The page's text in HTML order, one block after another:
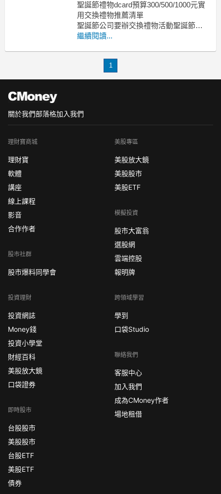
聖誕節禮物dcard預算300/500/1000元實
用交換禮物推薦清單
聖誕節公司要辦交換禮物活動聖誕節禮
物dcard
女友dcard 500元交換禮物dcard 最實用
繼續閱讀...
1
關於我們部落格加入我們
理財寶商城
理財寶
軟體
講座
線上課程
影音
合作作者
股市社群
股市爆料同學會
投資理財
投資網誌
Money錢
投資小學堂
財經百科
美股放大鏡
口袋證券
即時股市
台股股市
美股股市
台股ETF
美股ETF
債券
美股專區
美股放大鏡
美股股市
美股ETF
模擬投資
股市大富翁
選股網
雲端控股
報明牌
跨領域學習
學到
口袋Studio
聯絡我們
客服中心
加入我們
成為CMoney作者
場地租借